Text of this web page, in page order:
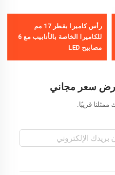
رأس كاميرا بقطر 17 مم
للكاميرا الخاصة بالأنابيب مع 6
مصابيح LED
سعر مجاني
قريبًا.